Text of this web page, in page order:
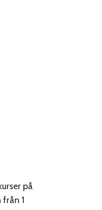
på
1